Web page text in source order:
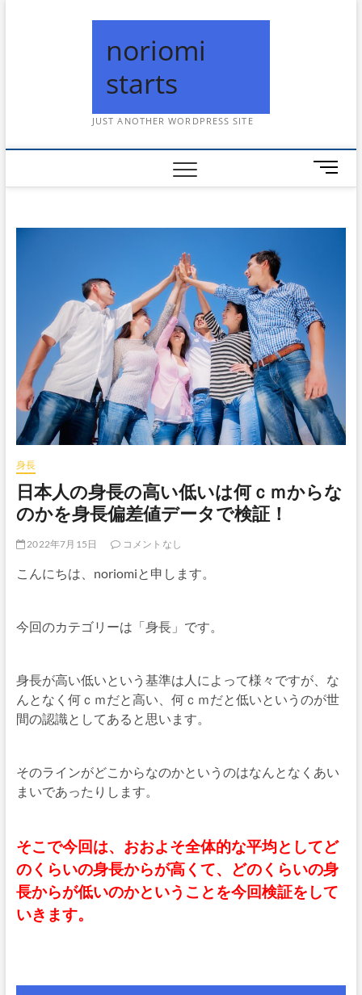
noriomi
starts
JUST ANOTHER WORDPRESS SITE
メ
ニ
身長
日本人の身長の高い低いは何ｃｍからな
のかを身長偏差値データで検証！
2022年7月15日 コメントなし
こんにちは、noriomiと申します。
今回のカテゴリーは「身長」です。
身長が高い低いという基準は人によって様々ですが、な
んとなく何ｃｍだと高い、何ｃｍだと低いというのが世
間の認識としてあると思います。
そのラインがどこからなのかというのはなんとなくあい
まいであったりします。
そこで今回は、おおよそ全体的な平均としてど
のくらいの身長からが高くて、どのくらいの身
長からが低いのかということを今回検証をして
いきます。